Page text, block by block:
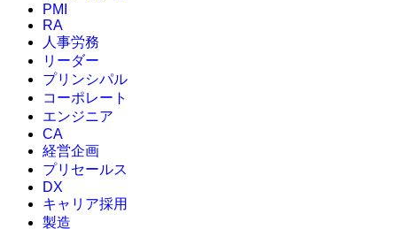
PMI
RA
人事労務
リーダー
プリンシパル
コーポレート
エンジニア
CA
経営企画
プリセールス
DX
キャリア採用
製造